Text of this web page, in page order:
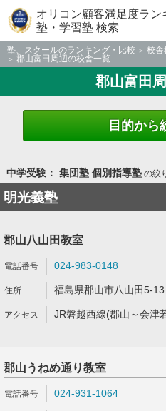
オリコン顧客満足度ラン
塾・学習塾 検索
塾、スクールのランキング・比較 校舎
郡山富田周辺の校舎一覧
郡山富田
目的から
中学受験： 集団塾 個別指導塾の絞
明光義塾
郡山八山田教室
024-983-0148
福島県郡山市八山田5-
JR磐越西線(郡山～会津
郡山うねめ通り教室
024-931-1064